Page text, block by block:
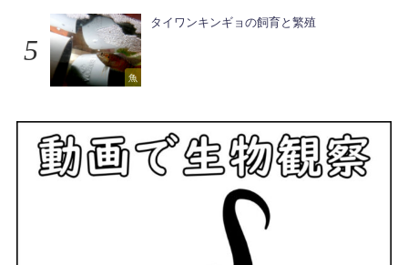
魚
タイワンキンギョの飼育と繁殖